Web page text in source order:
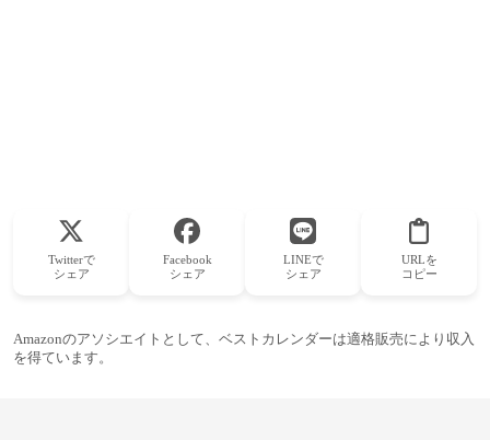
Twitterで
シェア
Facebook
シェア
LINEで
シェア
URLを
コピー
Amazonのアソシエイトとして、ベストカレンダーは適格販売により収入
を得ています。